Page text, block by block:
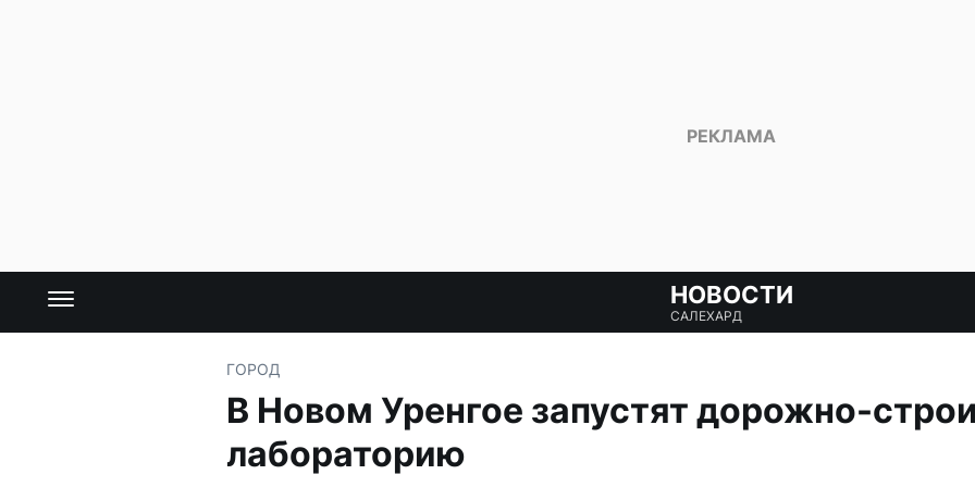
НОВОСТИ
САЛЕХАРД
ГОРОД
В Новом Уренгое запустят дорожно-
лабораторию